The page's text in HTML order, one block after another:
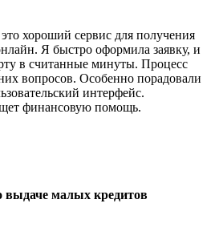
хороший сервис для получения
Я быстро оформила заявку, и
в считанные минуты. Процесс
вопросов. Особенно порадовали
интерфейс.
финансовую помощь.
малых кредитов